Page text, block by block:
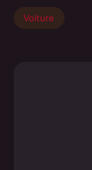
Voiture